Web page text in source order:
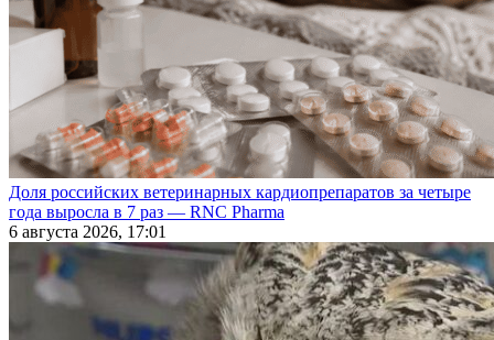
Доля российских ветеринарных кардиопрепаратов за четыре
года выросла в 7 раз — RNC Pharma
6 августа 2026, 17:01